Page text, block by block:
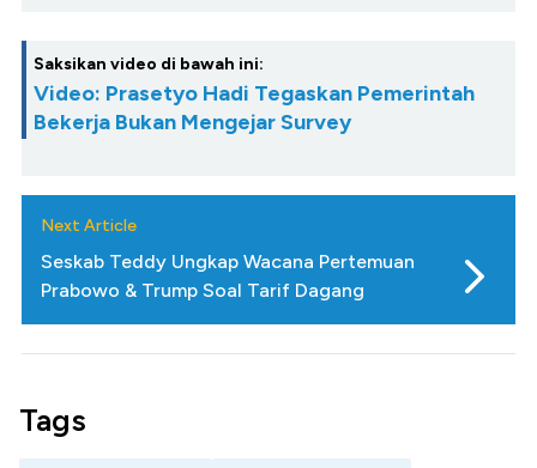
Saksikan video di bawah ini:
Video: Prasetyo Hadi Tegaskan Pemerintah
Bekerja Bukan Mengejar Survey
Next Article
Seskab Teddy Ungkap Wacana Pertemuan
Prabowo & Trump Soal Tarif Dagang
Tags